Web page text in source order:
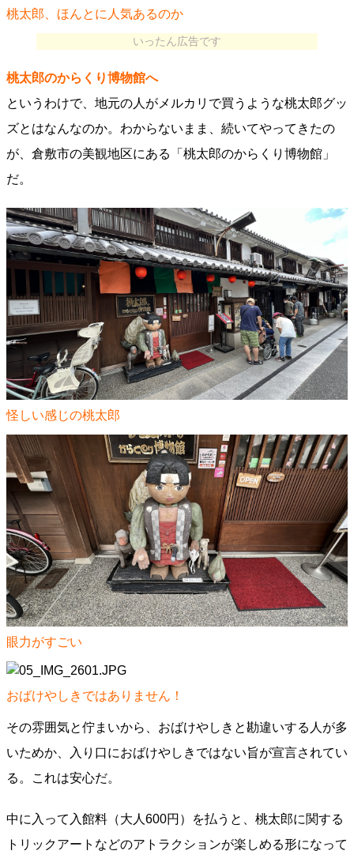
桃太郎、ほんとに人気あるのか
いったん広告です
桃太郎のからくり博物館へ
というわけで、地元の人がメルカリで買うような桃太郎グッ
ズとはなんなのか。わからないまま、続いてやってきたの
が、倉敷市の美観地区にある「桃太郎のからくり博物館」
だ。
怪しい感じの桃太郎
眼力がすごい
おばけやしきではありません！
その雰囲気と佇まいから、おばけやしきと勘違いする人が多
いためか、入り口におばけやしきではない旨が宣言されてい
る。これは安心だ。
中に入って入館料（大人600円）を払うと、桃太郎に関する
トリックアートなどのアトラクションが楽しめる形になって